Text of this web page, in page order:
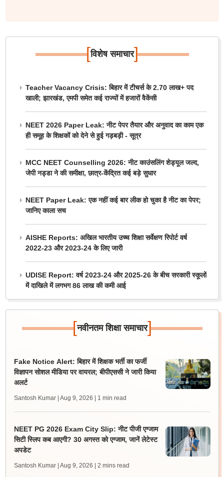
[विशेष समाचार]
Teacher Vacancy Crisis: बिहार में टीचर्स के 2.70 लाख+ पद
खाली; झारखंड, एमपी समेत कई राज्यों में हजारों वैकेंसी
NEET 2026 Paper Leak: नीट पेपर तैयार और अनुवाद का काम एक
ही समूह के शिक्षकों को देने से हुई गड़बड़ी - सूत्र
MCC NEET Counselling 2026: नीट काउंसलिंग शेड्यूल जल्द,
जेपी नड्डा ने की समीक्षा, छात्र-केंद्रित कई बड़े सुधार
NEET Paper Leak: एक नहीं कई बार लीक हो चुका है नीट का पेपर;
जानिए काला सच
AISHE Reports: अखिल भारतीय उच्च शिक्षा सर्वेक्षण रिपोर्ट वर्ष
2022-23 और 2023-24 के लिए जारी
UDISE Report: वर्ष 2023-24 और 2025-26 के बीच सरकारी स्कूलों
में दाखिले में लगभग 86 लाख की कमी आई
[नवीनतम शिक्षा समाचार]
Fake Notice Alert: बिहार में शिक्षक भर्ती का फर्जी
विज्ञापन सोशल मीडिया पर वायरल; बीपीएससी ने जारी किया
अलर्ट
Santosh Kumar | Aug 9, 2026 | 1 min read
NEET PG 2026 Exam City Slip: नीट पीजी एग्जाम
सिटी स्लिप कब आएगी? 30 अगस्त को एग्जाम, जानें लेटेस्ट
अपडेट
Santosh Kumar | Aug 9, 2026 | 2 mins read